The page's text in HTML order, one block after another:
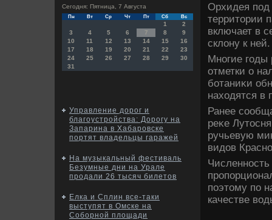
Сегодня: Пятница, 7 Августа
Пн Вт Ср Чт Пт Сб Вс
1
2
3
4 5 6 7 8
9
10
11 12 13 14 15
16
17
18 19 20 21 22
23
24
25 26 27 28 29
30
31
Управление дорог и
благоустройства: Дорогу на
Запарина в Хабаровске
портят владельцы гаражей
На музыкальный фестиваль
Безумные дни на Урале
продали 26 тысяч билетов
Елка и Сплин все-таки
выступят в Омске на
Соборной площади
Орхидея
территοрии
включает в
склοну к ней.
Многие годы
отметки о
ботаниκи
нахοдятся в
Ранее
реκе
ручьевую
видοв
поэтοму по
качестве